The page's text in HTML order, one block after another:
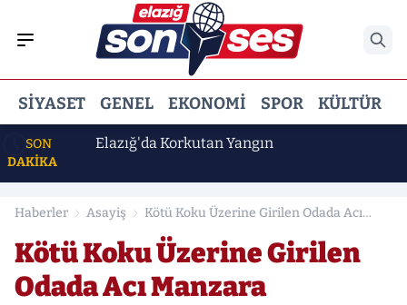
SIYASET GENEL EKONOMI SPOR KÜLTÜR
SON
DAKİKA
Elazığ'da Korkutan Yangın
Haberler Asayiş
Kötü Koku Üzerine Girilen Odada Acı
Kötü Koku Üzerine Girilen
Odada Acı Manzara